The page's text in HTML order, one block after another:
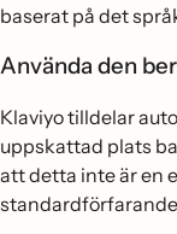
baserat på det
Använda den
Klaviyo tilldelar
uppskattad plats
att detta inte är en